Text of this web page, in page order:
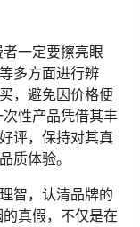
一定要擦亮眼
多方面进行辨
，避免因价格便
性产品凭借其丰
评，保持对其真
质体验。
智，认清品牌的
真假，不仅是在